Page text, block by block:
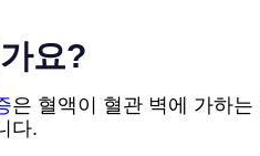
요?
은 혈액이 혈관 벽에 가하
다.